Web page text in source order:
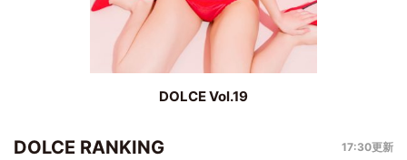
DOLCE Vol.19
DOLCE RANKING 17:30更新